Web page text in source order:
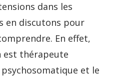
dans les
en discutons pour
En effet,
est thérapeute
et le